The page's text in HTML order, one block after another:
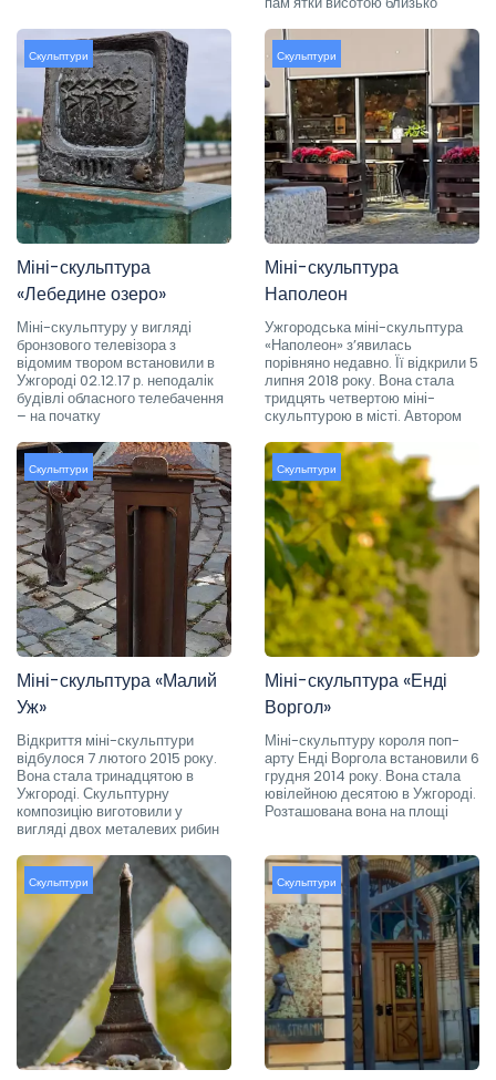
Скульптури
Міні-скульптура
«Лебедине озеро»
Міні-скульптуру у вигляді
бронзового телевізора з
відомим твором встановили в
Ужгороді 02.12.17 р. неподалік
будівлі обласного телебачення
– на початку
Скульптури
Міні-скульптура
Наполеон
Ужгородська міні-скульптура
«Наполеон» з’явилась
порівняно недавно. Її відкрили 5
липня 2018 року. Вона стала
тридцять четвертою міні-
скульптурою в місті. Автором
Скульптури
Міні-скульптура «Малий
Уж»
Відкриття міні-скульптури
відбулося 7 лютого 2015 року.
Вона стала тринадцятою в
Ужгороді. Скульптурну
композицію виготовили у
вигляді двох металевих рибин
Скульптури
Міні-скульптура «Енді
Воргол»
Міні-скульптуру короля поп-
арту Енді Воргола встановили 6
грудня 2014 року. Вона стала
ювілейною десятою в Ужгороді.
Розташована вона на площі
Скульптури Скульптури